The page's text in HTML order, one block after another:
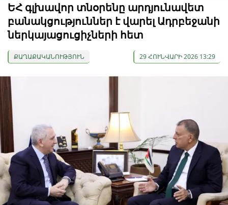
ԵՀ գլխավոր տնօրենը արդյունավետ
բանակցություններ է վարել Ադրբեջանի
ներկայացուցիչների հետ
ՔԱՂԱՔԱԿԱՆՈՒԹՅՈՒՆ 29 ՀՈՒՆՎԱՐԻ 2026 13:29